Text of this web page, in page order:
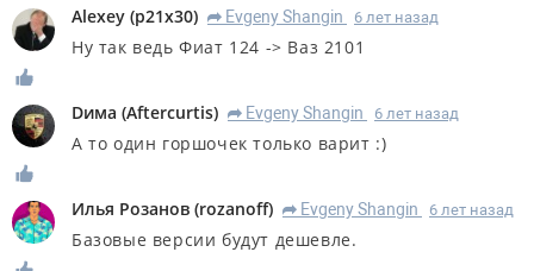
Alexey (p21x30) R Evgeny Shangin 6 лет назад
Ну так ведь Фиат 124 -> Ваз 2101
Dима (Aftercurtis) R Evgeny Shangin 6 лет назад
А то один горшочек только варит :)
Илья Розанов (rozanoff) R Evgeny Shangin 6 лет назад
Базовые версии будут дешевле.